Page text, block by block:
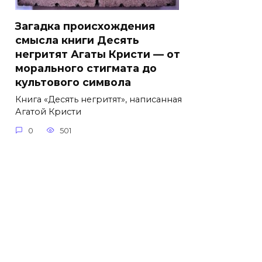
Загадка происхождения
смысла книги Десять
негритят Агаты Кристи — от
морального стигмата до
культового символа
Книга «Десять негритят», написанная
Агатой Кристи
0 501